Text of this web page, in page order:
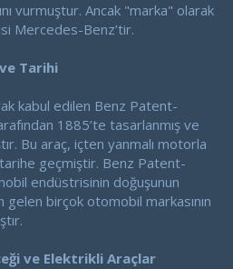
vurmuştur. Ancak "marka" olarak
Mercedes-Benz’tir.
Tarihi
kabul edilen Benz Patent-
1885’te tasarlanmış ve
Bu araç, içten yanmalı motorla
geçmiştir. Benz Patent-
endüstrisinin doğuşunun
gelen birçok otomobil markasının
ve Elektrikli Araçlar